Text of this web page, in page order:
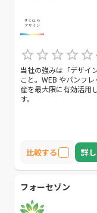
当社の強みは「デザイ
こと。WEB やパンフ
産を最大限に有効活用
す。
比較する 詳
フォーセゾン